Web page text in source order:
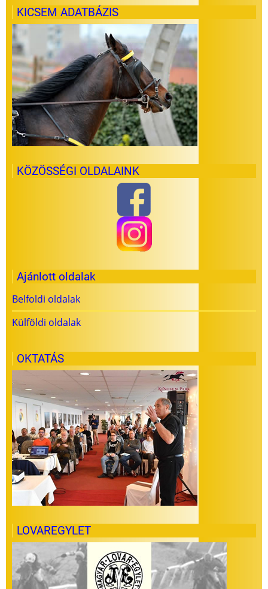
KICSEM ADATBÁZIS
KÖZÖSSÉGI OLDALAINK
Ajánlott oldalak
Belfoldi oldalak
Külföldi oldalak
OKTATÁS
LOVAREGYLET